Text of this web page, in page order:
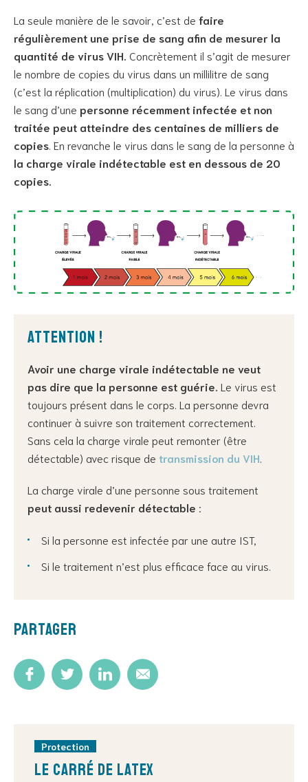
La seule manière de le savoir, c’est de faire
régulièrement une prise de sang afin de mesurer la
quantité de virus VIH. Concrètement il s’agit de mesurer
le nombre de copies du virus dans un millilitre de sang
(c’est la réplication (multiplication) du virus). Le virus dans
le sang d’une personne récemment infectée et non
traitée peut atteindre des centaines de milliers de
copies . En revanche le virus dans le sang de la personne à
la charge virale indétectable est en dessous de 20
copies.
Attention !
Avoir une charge virale indétectable ne veut
pas dire que la personne est guérie. Le virus est
toujours présent dans le corps. La personne devra
continuer à suivre son traitement correctement.
Sans cela la charge virale peut remonter (être
détectable) avec risque de transmission du VIH
La charge virale d’une personne sous traitement
peut aussi redevenir détectable :
Si la personne est infectée par une autre IST,
Si le traitement n’est plus efficace face au virus.
Partager
Protection
Le carré de latex